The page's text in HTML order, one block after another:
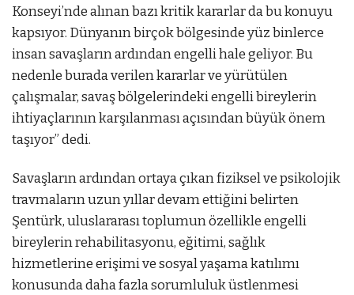
Konseyi’nde alınan bazı kritik kararlar da bu konuyu
kapsıyor. Dünyanın birçok bölgesinde yüz binlerce
insan savaşların ardından engelli hale geliyor. Bu
nedenle burada verilen kararlar ve yürütülen
çalışmalar, savaş bölgelerindeki engelli bireylerin
ihtiyaçlarının karşılanması açısından büyük önem
taşıyor” dedi.
Savaşların ardından ortaya çıkan fiziksel ve psikolojik
travmaların uzun yıllar devam ettiğini belirten
Şentürk, uluslararası toplumun özellikle engelli
bireylerin rehabilitasyonu, eğitimi, sağlık
hizmetlerine erişimi ve sosyal yaşama katılımı
konusunda daha fazla sorumluluk üstlenmesi